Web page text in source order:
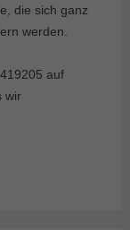
die sich ganz
werden.
auf
wir